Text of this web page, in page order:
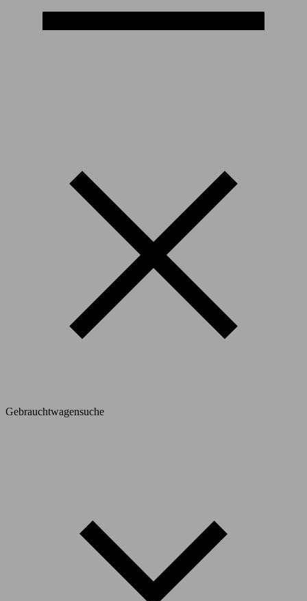
Gebrauchtwagensuche